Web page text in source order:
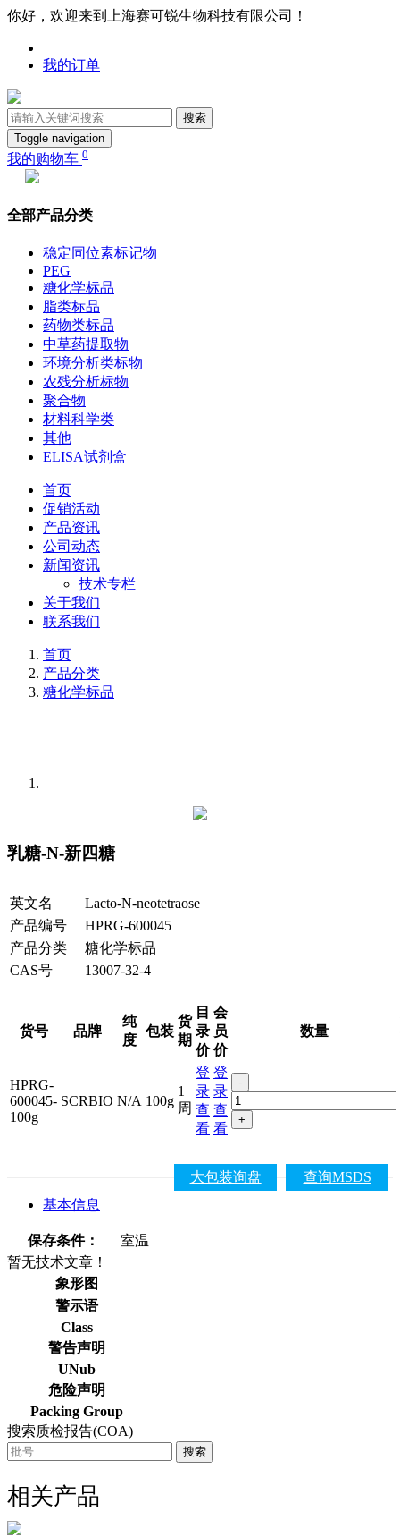
你好，欢迎来到上海赛可锐生物科技有限公司！
我的订单
搜索
Toggle navigation
我的购物车 0
全部产品分类
稳定同位素标记物
PEG
糖化学标品
脂类标品
药物类标品
中草药提取物
环境分析类标物
农残分析标物
聚合物
材料科学类
其他
ELISA试剂盒
首页
促销活动
产品资讯
公司动态
新闻资讯
技术专栏
关于我们
联系我们
首页
产品分类
糖化学标品
乳糖-N-新四糖
英文名
Lacto-N-neotetraose
产品编号
HPRG-600045
产品分类
糖化学标品
CAS号
13007-32-4
货号 品牌
纯
度
包装
货
期
目
录
价
会
员
价
数量
HPRG-
600045-
100g
SCRBIO N/A 100g
1
周
登
录
查
看
登
录
查
看
-
+
查询MSDS
大包装询盘
基本信息
保存条件：
室温
暂无技术文章！
象形图
警示语
Class
警告声明
UNub
危险声明
Packing Group
搜索质检报告(COA)
搜索
相关产品